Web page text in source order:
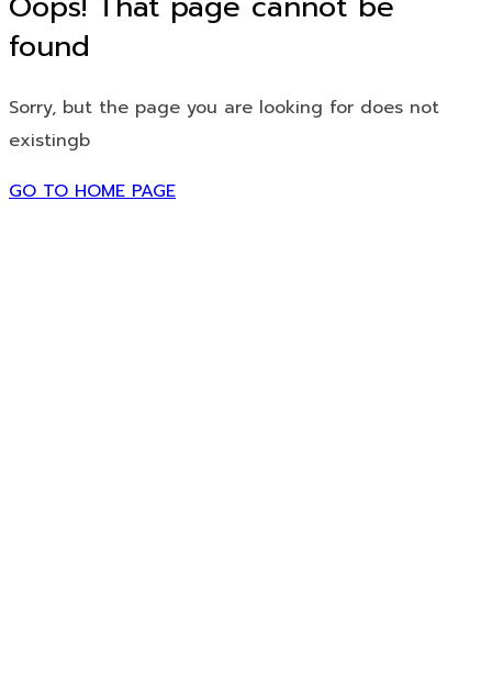
found
Sorry, but the page you are looking for does not
existingb
GO TO HOME PAGE